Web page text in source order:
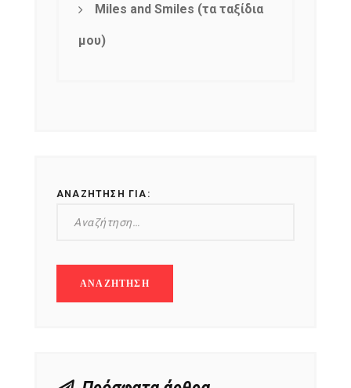
Miles and Smiles (τα ταξίδια
μου)
ΑΝΑΖΉΤΗΣΗ ΓΙΑ: